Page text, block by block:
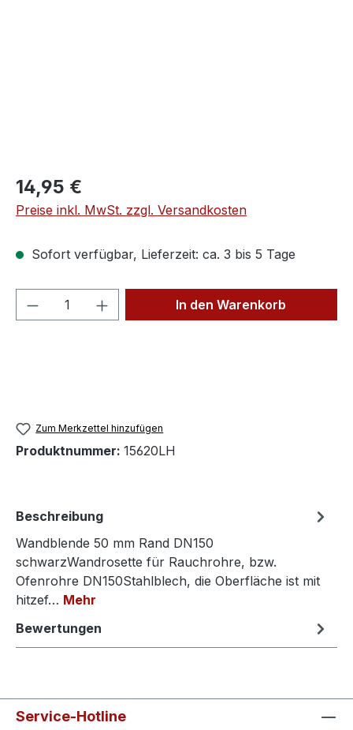
Regulärer Preis:
14,95 €
Preise inkl. MwSt. zzgl. Versandkosten
Sofort verfügbar, Lieferzeit: ca. 3 bis 5 Tage
Produkt Anzahl: Gib denIn den Warenkorb
Zum Merkzettel hinzufügen
Produktnummer: 15620LH
Beschreibung
Wandblende 50 mm Rand DN150
schwarzWandrosette für Rauchrohre, bzw.
Ofenrohre DN150Stahlblech, die Oberfläche ist mit
hitzef… Mehr
Bewertungen
Service-Hotline